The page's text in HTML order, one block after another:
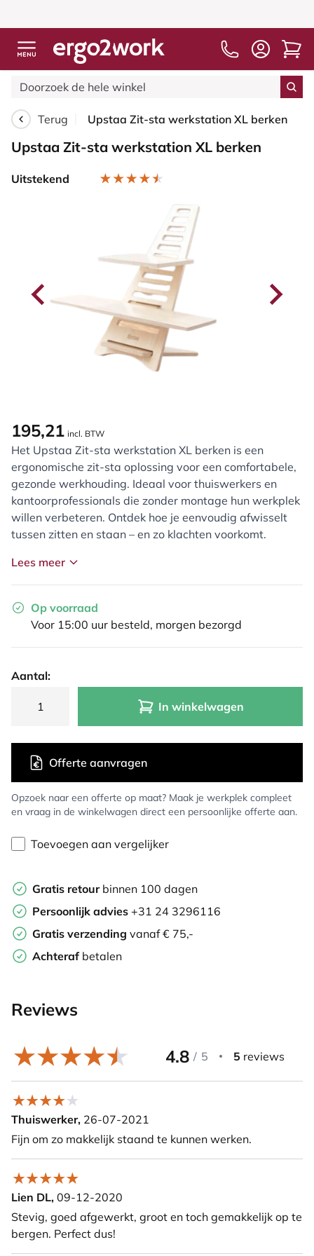
Terug Upstaa Zit-sta werkstation XL berken
Upstaa Zit-sta werkstation XL berken
Uitstekend
195,21 incl. BTW
Het Upstaa Zit-sta werkstation XL berken is een
ergonomische zit-sta oplossing voor een comfortabele,
gezonde werkhouding. Ideaal voor thuiswerkers en
kantoorprofessionals die zonder montage hun werkplek
willen verbeteren. Ontdek hoe je eenvoudig afwisselt
tussen zitten en staan – en zo klachten voorkomt.
Lees meer
Op voorraad
Voor 15:00 uur besteld, morgen bezorgd
Aantal:
In winkelwagen
Opzoek naar een offerte op maat? Maak je werkplek compleet
en vraag in de winkelwagen direct een persoonlijke offerte aan.
Offerte aanvragen
Toevoegen aan vergelijker
Gratis retourbinnen 100 dagen
Persoonlijk advies +31 24 3296116
Gratis verzending vanaf € 75,-
Achterafbetalen
Reviews
4.8 / 5 5 reviews
Thuiswerker, 26-07-2021
Fijn om zo makkelijk staand te kunnen werken.
Lien DL, 09-12-2020
Stevig, goed afgewerkt, groot en toch gemakkelijk op te
bergen. Perfect dus!